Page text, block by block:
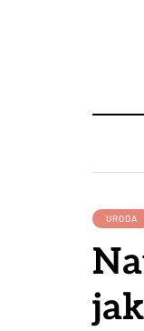
URODA